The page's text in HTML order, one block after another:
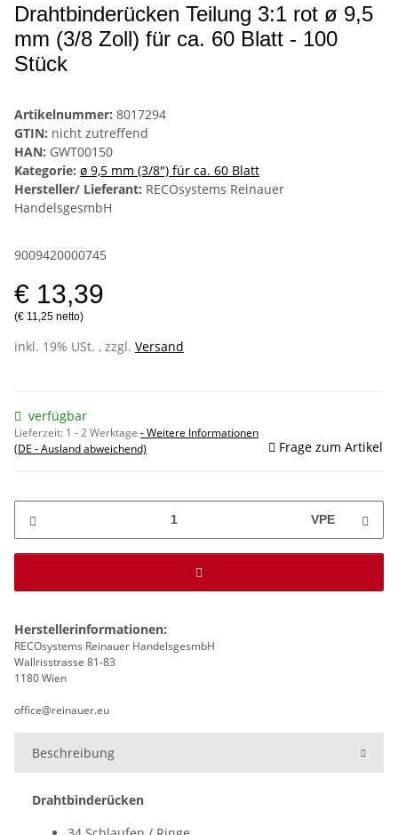
Drahtbinderücken Teilung 3:1 rot ø 9,5
mm (3/8 Zoll) für ca. 60 Blatt - 100
Stück
Artikelnummer: 8017294
GTIN: nicht zutreffend
HAN: GWT00150
Kategorie: ø 9,5 mm (3/8") für ca. 60 Blatt
Hersteller/ Lieferant: RECOsystems Reinauer
HandelsgesmbH
9009420000745
€ 13,39
(€ 11,25 netto)
inkl. 19% USt. , zzgl. Versand
verfügbar
Lieferzeit: 1 - 2 Werktage - Weitere Informationen
(DE - Ausland abweichend)
Frage zum Artikel
VPE
Herstellerinformationen:
RECOsystems Reinauer HandelsgesmbH
Wallrisstrasse 81-83
1180 Wien
office@reinauer.eu
Beschreibung
Drahtbinderücken